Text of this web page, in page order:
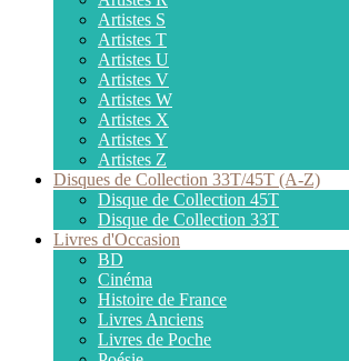
Artistes S
Artistes T
Artistes U
Artistes V
Artistes W
Artistes X
Artistes Y
Artistes Z
Disques de Collection 33T/45T (A-Z)
Disque de Collection 45T
Disque de Collection 33T
Livres d'Occasion
BD
Cinéma
Histoire de France
Livres Anciens
Livres de Poche